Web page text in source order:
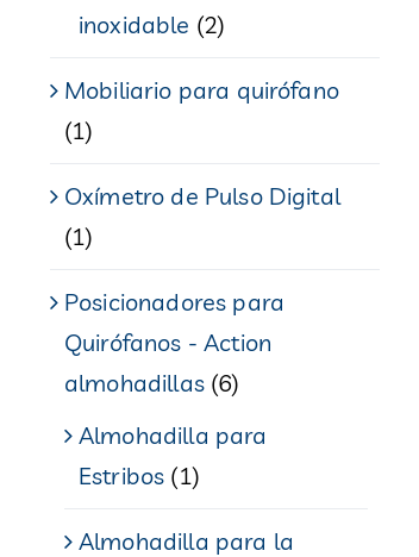
inoxidable (2)
Mobiliario para quirófano
(1)
Oxímetro de Pulso Digital
(1)
Posicionadores para
Quirófanos - Action
almohadillas (6)
Almohadilla para
Estribos (1)
Almohadilla para la